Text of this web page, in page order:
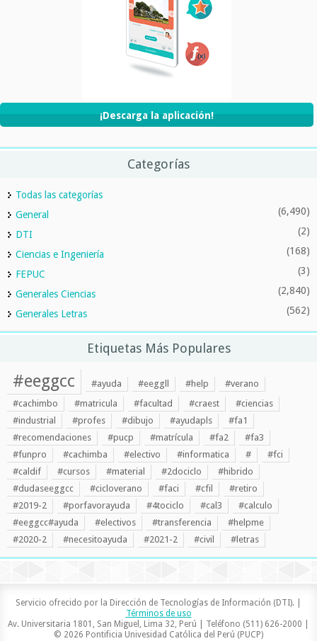
¡Descarga la aplicación!
Categorías
Todas las categorías
General
(6,490)
DTI (2)
Ciencias e Ingeniería (168)
FEPUC (3)
Generales Ciencias (2,840)
Generales Letras (562)
Etiquetas Más Populares
#eeggcc #ayuda #eeggll #help
#verano
#cachimbo
#matricula #facultad #craest
#ciencias
#industrial
#profes #dibujo #ayudapls
#fa1
#recomendaciones
#pucp #matrícula #fa2
#fa3
#funpro
#cachimba #electivo #informatica #
#fci
#caldif
#cursos #material #2dociclo
#hibrido
#dudaseeggcc
#cicloverano #faci #cfil
#retiro
#2019-2
#porfavorayuda #4tociclo #cal3
#calculo
#eeggcc#ayuda
#electivos #transferencia
#helpme
#2020-2
#necesitoayuda #2021-2 #civil #letras
Servicio ofrecido por la Dirección de Tecnologías de Información (DTI). |
Términos de uso
Av. Universitaria 1801, San Miguel, Lima 32, Perú | Teléfono (511) 626-2000 |
© 2026 Pontificia Univesidad Católica del Perú (PUCP)